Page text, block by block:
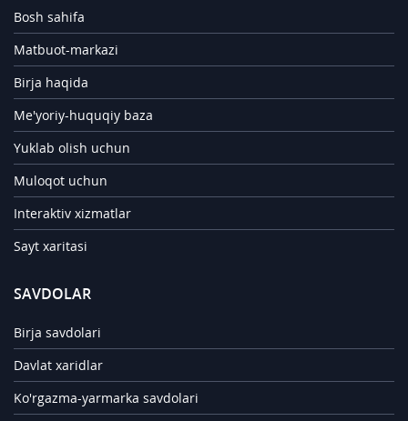
Bosh sahifa
Matbuot-markazi
Birja haqida
Me'yoriy-huquqiy baza
Yuklab olish uchun
Muloqot uchun
Interaktiv xizmatlar
Sayt xaritasi
SAVDOLAR
Birja savdolari
Davlat xaridlar
Ko'rgazma-yarmarka savdolari